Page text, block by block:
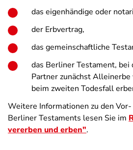
das eigenhändige oder
der Erbvertrag,
das gemeinschaftliche
das Berliner Testament, bei
Partner zunächst
beim zweiten Todesfall
Weitere Informationen zu den
Berliner Testaments lesen Sie im
vererben und erben".